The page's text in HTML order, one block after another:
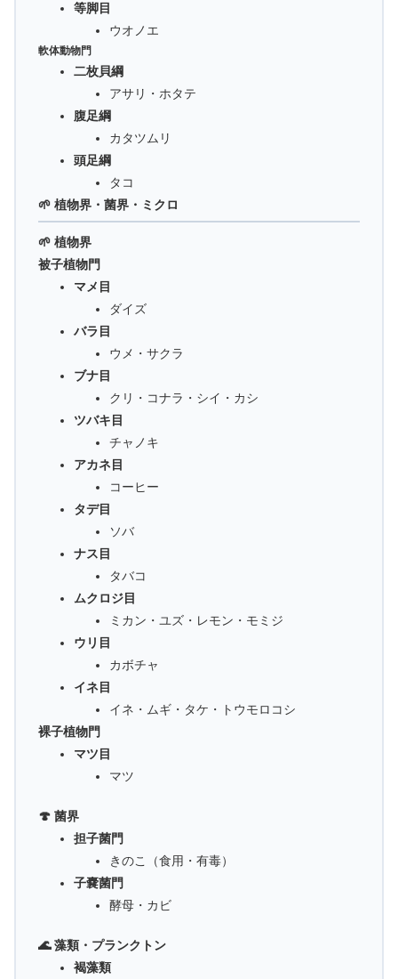
等脚目
ウオノエ
軟体動物門
二枚貝綱
アサリ・ホタテ
腹足綱
カタツムリ
頭足綱
タコ
🌱 植物界・菌界・ミクロ
🌱 植物界
被子植物門
マメ目
ダイズ
バラ目
ウメ・サクラ
ブナ目
クリ・コナラ・シイ・カシ
ツバキ目
チャノキ
アカネ目
コーヒー
タデ目
ソバ
ナス目
タバコ
ムクロジ目
ミカン・ユズ・レモン・モミジ
ウリ目
カボチャ
イネ目
イネ・ムギ・タケ・トウモロコシ
裸子植物門
マツ目
マツ
🍄 菌界
担子菌門
きのこ（食用・有毒）
子嚢菌門
酵母・カビ
🌊 藻類・プランクトン
褐藻類